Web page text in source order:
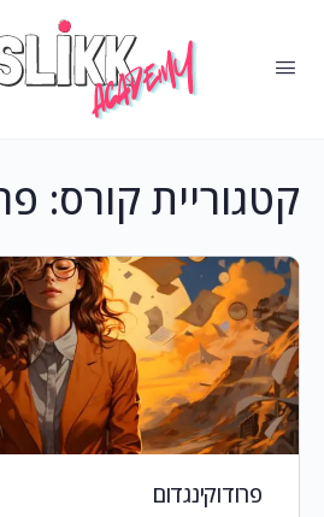
קטגוריית קורס:
פרודוקינגדום